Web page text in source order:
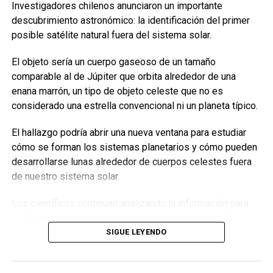
Un fenómeno solar podría interrumpir las comunicaciones
y dañar satélites, según la Nasa.
una erupción, los bucles coronales sobre las zonas
activas del Sol presentan un patrón de brillo irregular en la
luz ultravioleta extrema, lo que indica un comportamiento
errático que precede a la liberación de energía solar.
Una predicción más precisa:
anticipando erupciones con hasta
seis horas de antelación
de antelación, con una precisión del 60 al 80 por ciento.
Según los científicos,las fluctuaciones en el brillo de
Investigadores chilenos anunciaron un importante
descubrimiento astronómico: la identificación del primer
posible satélite natural fuera del sistema solar.
El objeto sería un cuerpo gaseoso de un tamaño
comparable al de Júpiter que orbita alrededor de una
enana marrón, un tipo de objeto celeste que no es
considerado una estrella convencional ni un planeta típico.
El hallazgo podría abrir una nueva ventana para estudiar
cómo se forman los sistemas planetarios y cómo pueden
desarrollarse lunas alrededor de cuerpos celestes fuera
de nuestro sistema solar.
confirmarse, el descubrimiento representaría un hito
conocimiento sobre la diversidad del universo.
SIGUE LEYENDO